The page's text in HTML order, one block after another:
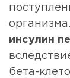
инсулин
бета-